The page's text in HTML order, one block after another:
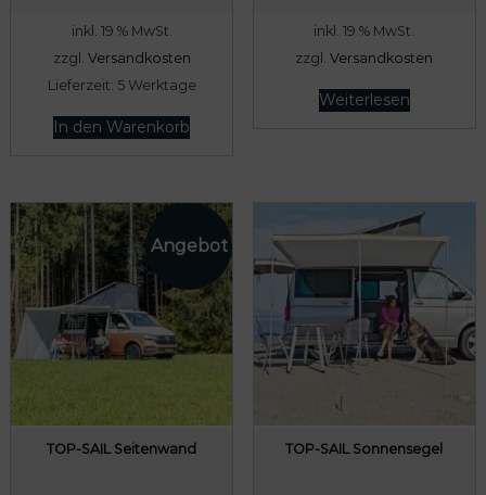
inkl. 19 % MwSt.
zzgl. Versandkosten
Lieferzeit: 5 Werktage
In den Warenkorb
inkl. 19 % MwSt.
zzgl.Versandkosten
Weiterlesen
TOP-SAIL Seitenwand TOP-SAIL Sonnensegel